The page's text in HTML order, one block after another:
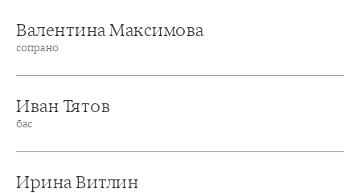
Валентина Максимова
сопрано
Иван Тятов
бас
Ирина Витлин